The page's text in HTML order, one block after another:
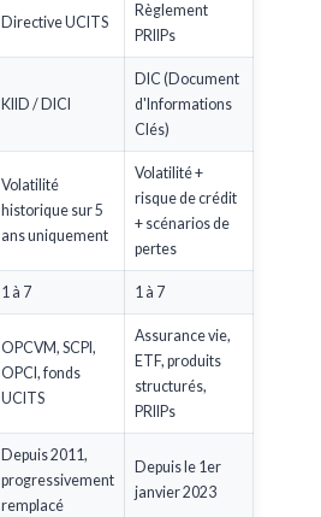
Directive UCITS
Règlement
PRIIPs
KIID / DICI
DIC (Document
d'Informations
Clés)
Volatilité
historique sur 5
ans uniquement
Volatilité +
risque de crédit
+ scénarios de
pertes
1 à 7 1 à 7
OPCVM, SCPI,
OPCI, fonds
UCITS
Assurance vie,
ETF, produits
structurés,
PRIIPs
Depuis 2011,
progressivement
remplacé
Depuis le 1er
janvier 2023